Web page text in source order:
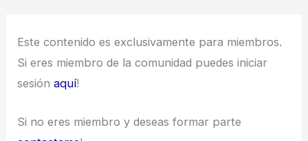
Este contenido es exclusivamente para miembros.
Si eres miembro de la comunidad puedes iniciar
sesiónaquí!
Si no eres miembro y deseas formar parte